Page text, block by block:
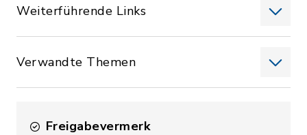
Weiterführende Links
Verwandte Themen
Freigabevermerk